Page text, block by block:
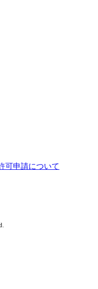
可申請について